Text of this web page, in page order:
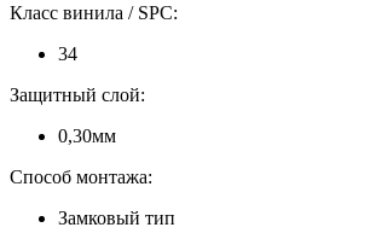
Класс винила / SPC:
34
Защитный слой:
0,30мм
Способ монтажа:
Замковый тип